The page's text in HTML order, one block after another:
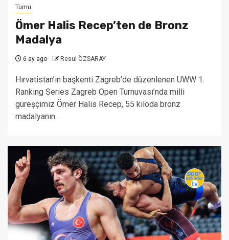
Tümü
Ömer Halis Recep’ten de Bronz
Madalya
6 ay ago Resul ÖZSARAY
Hırvatistan’ın başkenti Zagreb’de düzenlenen UWW 1.
Ranking Series Zagreb Open Turnuvası’nda milli
güreşçimiz Ömer Halis Recep, 55 kiloda bronz
madalyanın...